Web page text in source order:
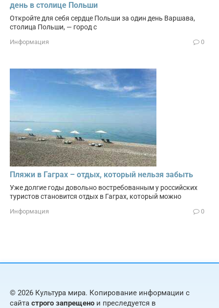
день в столице Польши
Откройте для себя сердце Польши за один день Варшава,
столица Польши, — город с
Информация 0
Пляжи в Гаграх – отдых, который нельзя забыть
Уже долгие годы довольно востребованным у российских
туристов становится отдых в Гаграх, который можно
Информация 0
© 2026 Культура мира. Копирование информации с
сайта строго запрещено и преследуется в